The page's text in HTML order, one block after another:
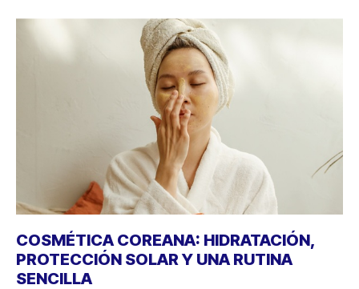
COSMÉTICA COREANA: HIDRATACIÓN,
PROTECCIÓN SOLAR Y UNA RUTINA
SENCILLA